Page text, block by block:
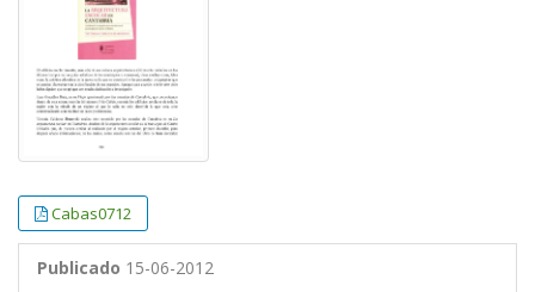
Cabas0712
Publicado 15-06-2012